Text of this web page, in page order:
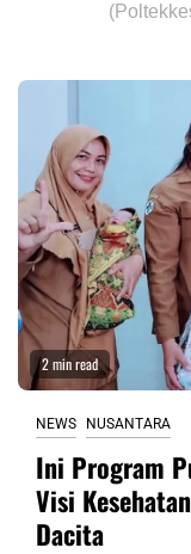
2 min read
NEWS NUSANTARA
Ini Program
Visi
Dacita